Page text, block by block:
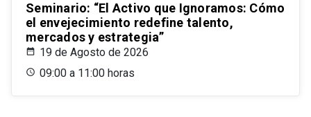
Seminario: “El Activo que Ignoramos: Cómo
el envejecimiento redefine talento,
mercados y estrategia”
19 de Agosto de 2026
09:00 a 11:00 horas